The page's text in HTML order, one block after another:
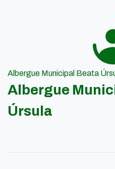
Albergue Municipal Beata
Albergue
Úrsula